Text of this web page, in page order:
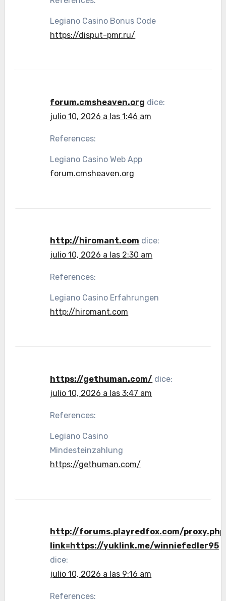
Legiano Casino Bonus Code
https://disput-pmr.ru/
forum.cmsheaven.org dice:
julio 10, 2026 a las 1:46 am
References:
Legiano Casino Web App
forum.cmsheaven.org
http://hiromant.com dice:
julio 10, 2026 a las 2:30 am
References:
Legiano Casino Erfahrungen
http://hiromant.com
https://gethuman.com/ dice:
julio 10, 2026 a las 3:47 am
References:
Legiano Casino
Mindesteinzahlung
https://gethuman.com/
http://forums.playredfox.com/
link=https://yuklink.me/winniefedler95
dice:
julio 10, 2026 a las 9:16 am
References: